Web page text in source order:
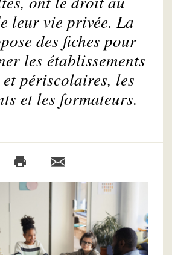
leur vie privée. La
des fiches pour
les établissements
périscolaires, les
et les formateurs.